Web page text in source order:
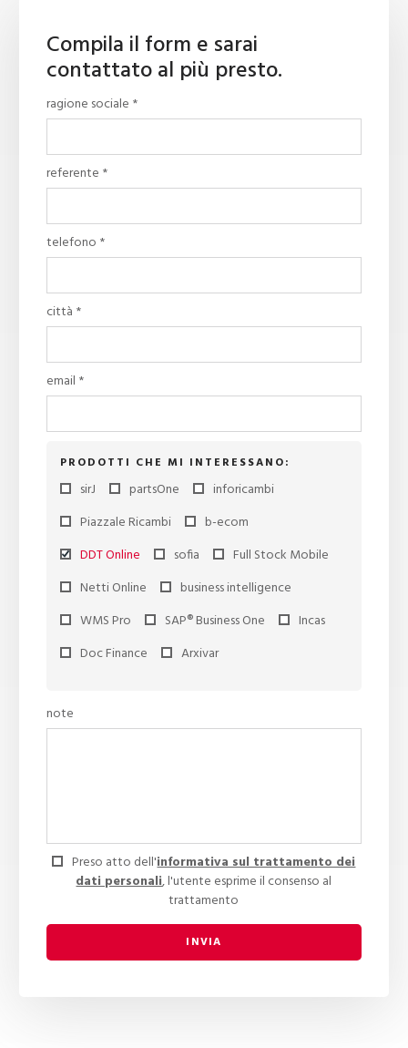
Compila il form e sarai
contattato al più presto.
ragione sociale *
referente *
telefono *
città *
email *
PRODOTTI CHE MI INTERESSANO:
sirJ partsOne
inforicambi
Piazzale Ricambi
b-ecom
DDT Online
sofia
Full Stock Mobile
Netti Online
business intelligence
WMS Pro
SAP® Business One
Incas
Doc Finance
Arxivar
note
Preso atto dell'informativa sul trattamento dei
dati personali, l'utente esprime il consenso al
trattamento
INVIA